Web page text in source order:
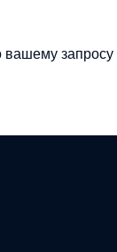
вашему запросу